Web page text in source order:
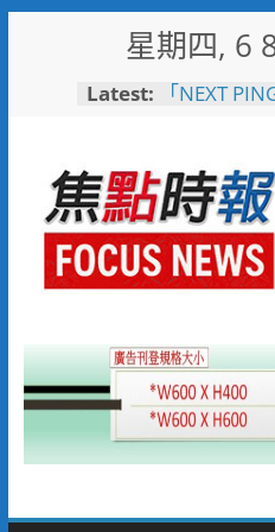
星期四, 6
Latest:
「NEXT
成果，以AI
大林蒲遷
路成型116
國1橋科匝
其邁：打造
通命脈
率全國之先
局15年「一
計畫
飛躍萬里圓
國 直擊全球